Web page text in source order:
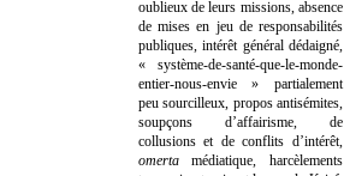
oublieux de leurs missions, absence
de mises en jeu de responsabilités
publiques, intérêt général dédaigné,
« système-de-santé-que-le-monde-
entier-nous-envie » partialement
peu sourcilleux, propos antisémites,
soupçons d’affairisme, de
collusions et de conflits d’intérêt,
omertamédiatique, harcèlements